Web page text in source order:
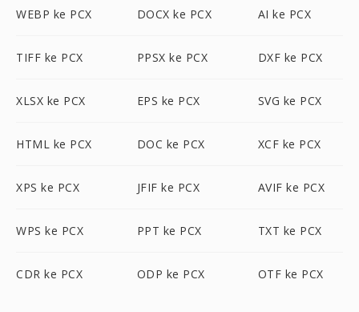
WEBP ke PCX DOCX ke PCX AI ke PCX
TIFF ke PCX PPSX ke PCX DXF ke PCX
XLSX ke PCX EPS ke PCX SVG ke PCX
HTML ke PCX DOC ke PCX XCF ke PCX
XPS ke PCX JFIF ke PCX AVIF ke PCX
WPS ke PCX PPT ke PCX TXT ke PCX
CDR ke PCX ODP ke PCX OTF ke PCX